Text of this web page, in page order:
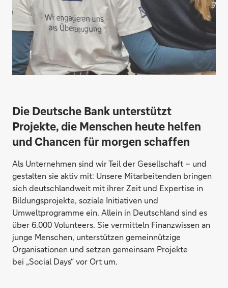
Die Deutsche Bank unterstützt
Projekte, die Menschen heute helfen
und Chancen für morgen schaffen
Als Unternehmen sind wir Teil der Gesellschaft – und
gestalten sie aktiv mit: Unsere Mitarbeitenden bringen
sich deutschlandweit mit ihrer Zeit und Expertise in
Bildungsprojekte, soziale Initiativen und
Umweltprogramme ein. Allein in Deutschland sind es
über 6.000 Volunteers. Sie vermitteln Finanzwissen an
junge Menschen, unterstützen gemeinnützige
Organisationen und setzen gemeinsam Projekte
bei „Social Days“ vor Ort um.